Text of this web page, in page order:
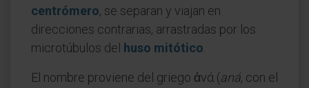
centrómero, se separan y viajan en
direcciones contrarias, arrastradas por los
microtúbulos del
huso mitótico
El nombre proviene del griego ἀνά (aná, con el